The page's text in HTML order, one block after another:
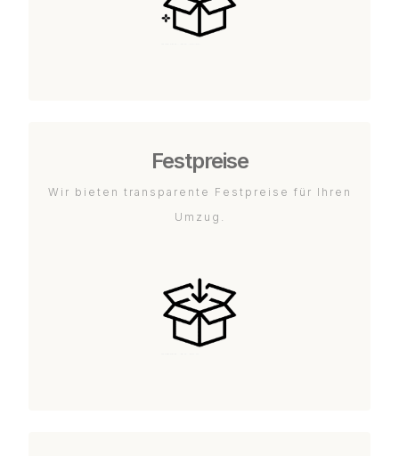
Festpreise
Wir bieten transparente Festpreise für Ihren
Umzug.